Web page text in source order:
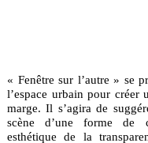
« Fenêtre sur l’autre » se
l’espace urbain pour créer
marge. Il s’agira de
scène d’une forme de
esthétique de la